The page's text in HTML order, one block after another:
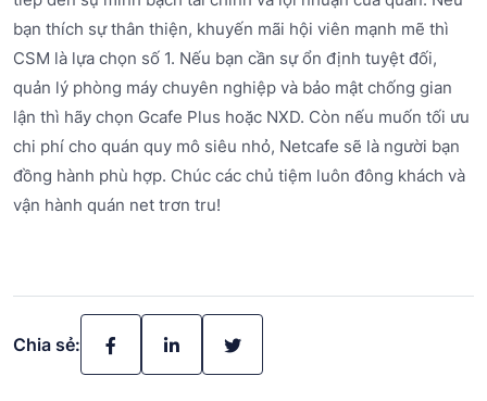
bạn thích sự thân thiện, khuyến mãi hội viên mạnh mẽ thì
CSM là lựa chọn số 1. Nếu bạn cần sự ổn định tuyệt đối,
quản lý phòng máy chuyên nghiệp và bảo mật chống gian
lận thì hãy chọn Gcafe Plus hoặc NXD. Còn nếu muốn tối ưu
chi phí cho quán quy mô siêu nhỏ, Netcafe sẽ là người bạn
đồng hành phù hợp. Chúc các chủ tiệm luôn đông khách và
vận hành quán net trơn tru!
Chia sẻ: